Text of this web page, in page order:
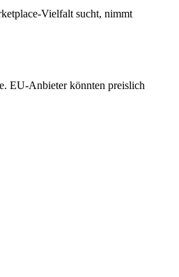
Vielfalt sucht, nimmt
EU-Anbieter könnten preislich